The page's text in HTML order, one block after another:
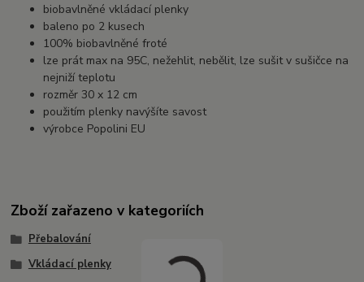
biobavlněné vkládací plenky
baleno po 2 kusech
100% biobavlněné froté
lze prát max na 95C, nežehlit, nebělit, lze sušit v sušičce na
nejniží teplotu
rozměr 30 x 12 cm
použitím plenky navýšíte savost
výrobce Popolini EU
Zboží zařazeno v kategoriích
Přebalování
Vkládací plenky